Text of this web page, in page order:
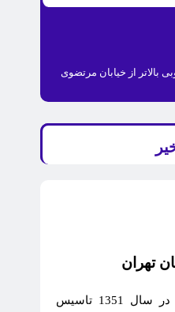
بالاتر از خیابان مرتضوی
تهران
اتحادیه صنف قالیشویان تهران در سال 1351 تاسیس